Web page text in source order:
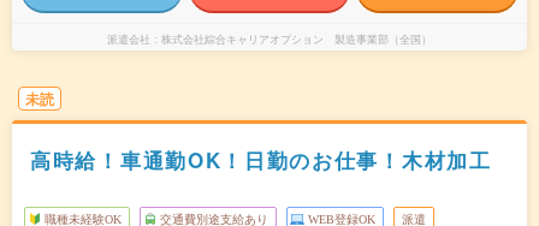
派遣会社 株式会社綜合キャリアオプション 製造事業部（全国）
未読
高時給！車通勤OK！日勤のお仕事！木材加工
職種未経験OK 交通費別途支給あり WEB登録OK 派遣